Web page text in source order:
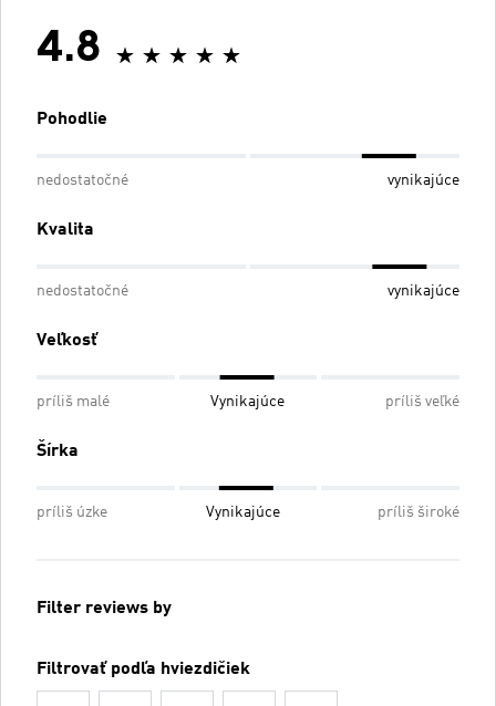
4.8
Pohodlie
nedostatočné vynikajúce
Kvalita
nedostatočné vynikajúce
Veľkosť
príliš malé Vynikajúce príliš veľké
Šírka
príliš úzke Vynikajúce príliš široké
Filter reviews by
Filtrovať podľa hviezdičiek